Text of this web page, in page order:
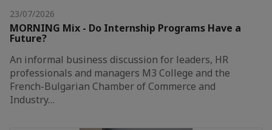
23/07/2026
MORNING Mix - Do Internship Programs Have a
Future?
An informal business discussion for leaders, HR
professionals and managers M3 College and the
French-Bulgarian Chamber of Commerce and
Industry…